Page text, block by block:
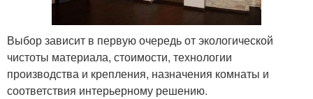
Выбор зависит в первую очередь от экологической
чистоты материала, стоимости, технологии
производства и крепления, назначения комнаты и
соответствия интерьерному решению.